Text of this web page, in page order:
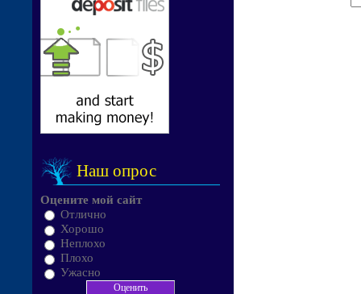
Наш опрос
Оцените мой сайт
Отлично
Хорошо
Неплохо
Плохо
Ужасно